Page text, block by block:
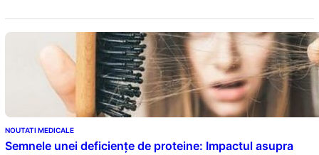
NOUTATI MEDICALE
Semnele unei deficiențe de proteine: Impactul asupra